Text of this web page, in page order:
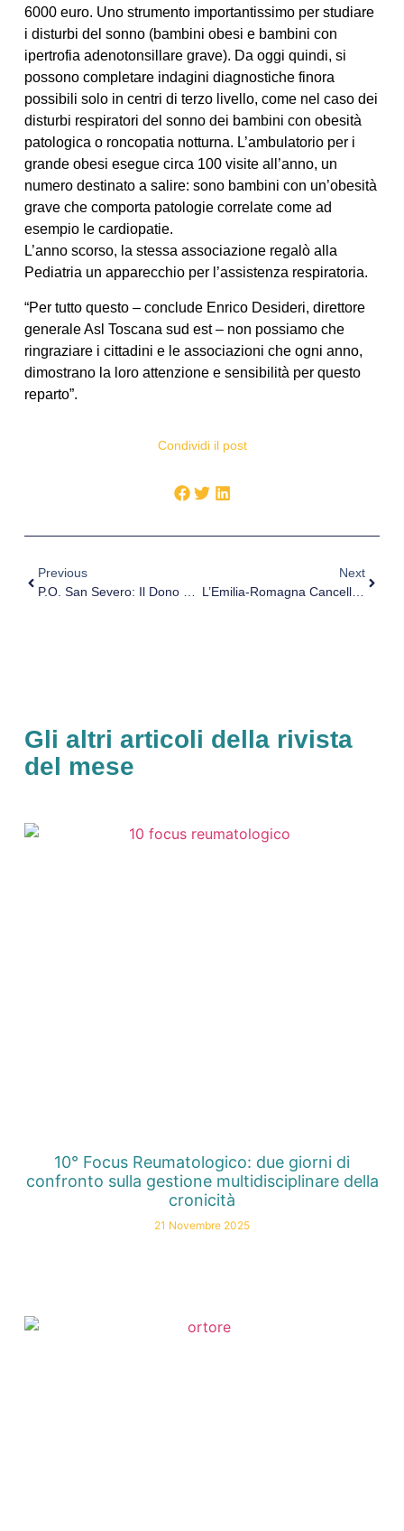
6000 euro. Uno strumento importantissimo per studiare
i disturbi del sonno (bambini obesi e bambini con
ipertrofia adenotonsillare grave). Da oggi quindi, si
possono completare indagini diagnostiche finora
possibili solo in centri di terzo livello, come nel caso dei
disturbi respiratori del sonno dei bambini con obesità
patologica o roncopatia notturna. L’ambulatorio per i
grande obesi esegue circa 100 visite all’anno, un
numero destinato a salire: sono bambini con un’obesità
grave che comporta patologie correlate come ad
esempio le cardiopatie.
L’anno scorso, la stessa associazione regalò alla
Pediatria un apparecchio per l’assistenza respiratoria.
“Per tutto questo – conclude Enrico Desideri, direttore
generale Asl Toscana sud est – non possiamo che
ringraziare i cittadini e le associazioni che ogni anno,
dimostrano la loro attenzione e sensibilità per questo
reparto”.
Condividi il post
Previous
Next
L’Emilia-Romagna Cancella Il Superticket: Per Gli Emiliano-Romagnoli Un Risparmio Di 34 Milioni
Gli altri articoli della rivista
del mese
10° Focus Reumatologico: due giorni di
confronto sulla gestione multidisciplinare della
cronicità
21 Novembre 2025